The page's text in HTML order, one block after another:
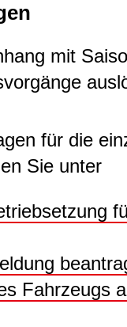
mit
für die
Sie unter
Fahrzeugs